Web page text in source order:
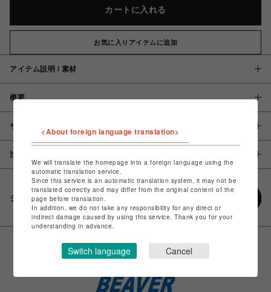
カートに入れる
お気に入りアイテムに追加
アイテム説明 / 素材
概要
サイズ
注意事項
シェアする
<About foreign language translation>
We will translate the homepage into a foreign language using the
automatic translation service.
Since this service is an automatic translation system, it may not be
translated correctly and may differ from the original content of the
page before translation.
In addition, we do not take any responsibility for any direct or
indirect damage caused by using this service. Thank you for your
understanding in advance.
Switch language Cancel